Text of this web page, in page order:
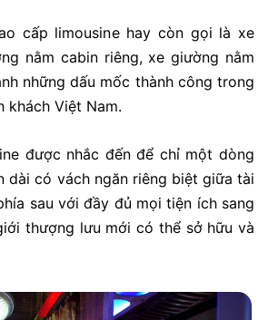
cấp limousine hay còn gọi là xe
nằm cabin riêng, xe giường nằm
những dấu mốc thành công trong
khách Việt Nam.
được nhắc đến để chỉ một dòng
dài có vách ngăn riêng biệt giữa tài
sau với đầy đủ mọi tiện ích sang
thượng lưu mới có thể sở hữu và